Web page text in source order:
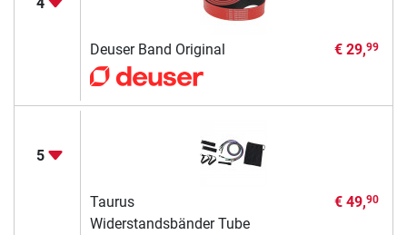
Deuser Band Original € 29,99
5
Taurus
Widerstandsbänder Tube
€ 49,90